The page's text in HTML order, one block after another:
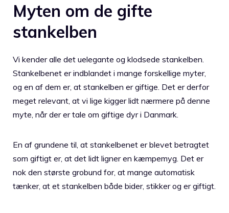
Myten om de gifte
stankelben
Vi kender alle det uelegante og klodsede stankelben.
Stankelbenet er indblandet i mange forskellige myter,
og en af dem er, at stankelben er giftige. Det er derfor
meget relevant, at vi lige kigger lidt nærmere på denne
myte, når der er tale om giftige dyr i Danmark.
En af grundene til, at stankelbenet er blevet betragtet
som giftigt er, at det lidt ligner en kæmpemyg. Det er
nok den største grobund for, at mange automatisk
tænker, at et stankelben både bider, stikker og er giftigt.